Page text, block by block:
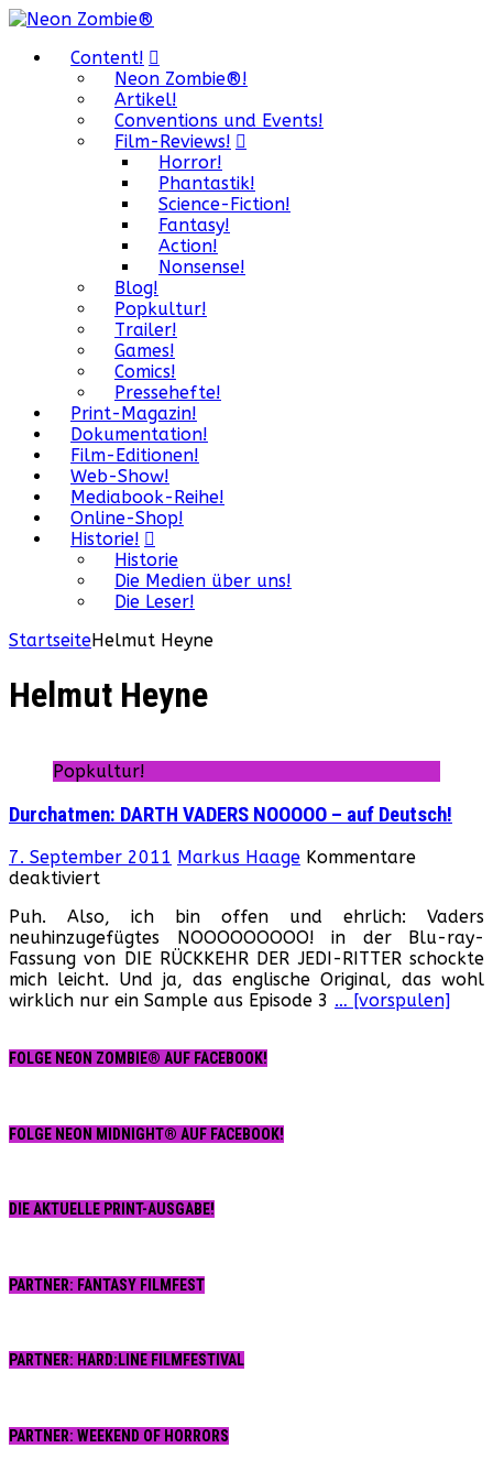
Content!
Neon Zombie®!
Artikel!
Conventions und Events!
Film-Reviews!
Horror!
Phantastik!
Science-Fiction!
Fantasy!
Action!
Nonsense!
Blog!
Popkultur!
Trailer!
Games!
Comics!
Pressehefte!
Print-Magazin!
Dokumentation!
Film-Editionen!
Web-Show!
Mediabook-Reihe!
Online-Shop!
Historie!
Historie
Die Medien über uns!
Die Leser!
StartseiteHelmut Heyne
Helmut Heyne
Popkultur!
Durchatmen: DARTH VADERS NOOOOO – auf Deutsch!
7. September 2011 Markus Haage Kommentare
deaktiviertfür
DARTH
VADERS
NOOOOO
–
auf
Puh. Also, ich bin offen und ehrlich: Vaders
neuhinzugefügtes NOOOOOOOOO! in der Blu-ray-
Fassung von DIE RÜCKKEHR DER JEDI-RITTER schockte
mich leicht. Und ja, das englische Original, das wohl
wirklich nur ein Sample aus Episode 3 … [vorspulen]
FOLGE NEON ZOMBIE® AUF FACEBOOK!
FOLGE NEON MIDNIGHT® AUF FACEBOOK!
DIE AKTUELLE PRINT-AUSGABE!
PARTNER: FANTASY FILMFEST
PARTNER: HARD:LINE FILMFESTIVAL
PARTNER: WEEKEND OF HORRORS